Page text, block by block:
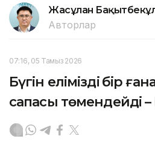
Жасұлан
Авторлар
07:16, 05 Тамыз 2026
Бүгін еліміздің бір
сапасы төмендейді